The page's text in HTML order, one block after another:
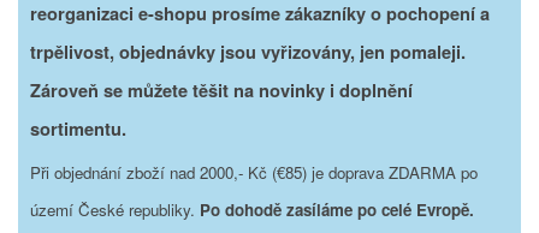
reorganizaci e-shopu prosíme zákazníky o pochopení a
trpělivost, objednávky jsou vyřizovány, jen pomaleji.
Zároveň se můžete těšit na novinky i doplnění
sortimentu.
Při objednání zboží nad 2000,- Kč (€85) je doprava ZDARMA po
území České republiky. Po dohodě zasíláme po celé Evropě.